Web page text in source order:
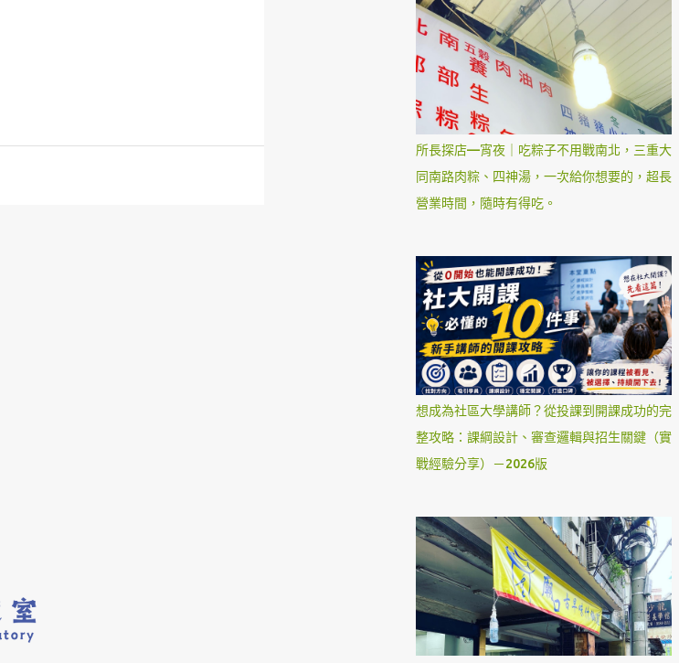
所長探店—宵夜｜吃粽子不用戰南北，三重大
同南路肉粽、四神湯，一次給你想要的，超長
營業時間，隨時有得吃。
想成為社區大學講師？從投課到開課成功的完
整攻略：課綱設計、審查邏輯與招生關鍵（實
戰經驗分享）－2026版